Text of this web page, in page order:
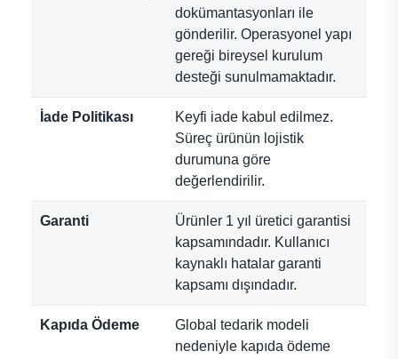
dokümantasyonları ile
gönderilir. Operasyonel yapı
gereği bireysel kurulum
desteği sunulmamaktadır.
İade Politikası
Keyfi iade kabul edilmez.
Süreç ürünün lojistik
durumuna göre
değerlendirilir.
Garanti
Ürünler 1 yıl üretici garantisi
kapsamındadır. Kullanıcı
kaynaklı hatalar garanti
kapsamı dışındadır.
Kapıda Ödeme
Global tedarik modeli
nedeniyle kapıda ödeme